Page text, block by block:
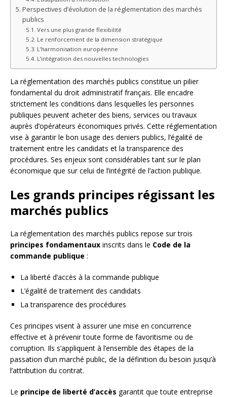
Perspectives d’évolution de la réglementation des marchés
publics
Vers une plus grande flexibilité
Le renforcement de la dimension stratégique
L’harmonisation européenne
L’intégration des nouvelles technologies
La réglementation des marchés publics constitue un pilier
fondamental du droit administratif français. Elle encadre
strictement les conditions dans lesquelles les personnes
publiques peuvent acheter des biens, services ou travaux
auprès d’opérateurs économiques privés. Cette réglementation
vise à garantir le bon usage des deniers publics, l’égalité de
traitement entre les candidats et la transparence des
procédures. Ses enjeux sont considérables tant sur le plan
économique que sur celui de l’intégrité de l’action publique.
Les grands principes régissant les
marchés publics
La réglementation des marchés publics repose sur trois
principes fondamentaux inscrits dans le Code de la
commande publique :
La liberté d’accès à la commande publique
L’égalité de traitement des candidats
La transparence des procédures
Ces principes visent à assurer une mise en concurrence
effective et à prévenir toute forme de favoritisme ou de
corruption. Ils s’appliquent à l’ensemble des étapes de la
passation d’un marché public, de la définition du besoin jusqu’à
l’attribution du contrat.
Le principe de liberté d’accès garantit que toute entreprise